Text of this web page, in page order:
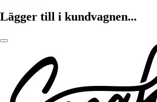
Lägger till i kundvagnen...